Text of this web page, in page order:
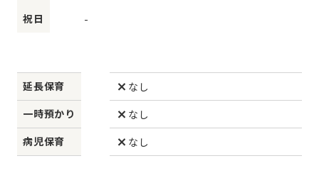
祝日
-
延長保育
なし
一時預かり
なし
病児保育
なし